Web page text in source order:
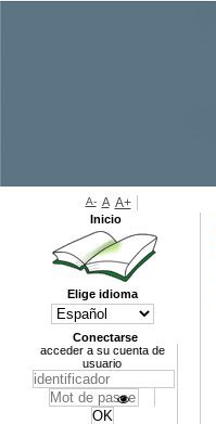
A- A A+
Inicio
Elige idioma
Conectarse
acceder a su cuenta de
usuario